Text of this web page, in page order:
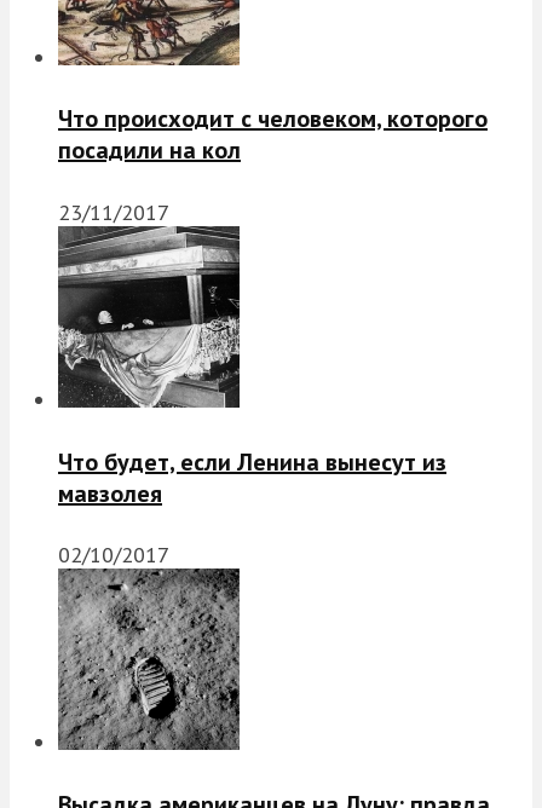
Что происходит с человеком, которого
посадили на кол
23/11/2017
Что будет, если Ленина вынесут из
мавзолея
02/10/2017